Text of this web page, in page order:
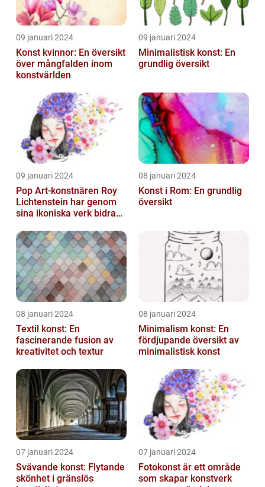
09 januari 2024
Konst kvinnor: En översikt
över mångfalden inom
konstvärlden
09 januari 2024
Minimalistisk konst: En
grundlig översikt
09 januari 2024
Pop Art-konstnären Roy
Lichtenstein har genom
sina ikoniska verk bidragit
08 januari 2024
Konst i Rom: En grundlig
översikt
08 januari 2024
Textil konst: En
fascinerande fusion av
kreativitet och textur
08 januari 2024
Minimalism konst: En
fördjupande översikt av
minimalistisk konst
07 januari 2024
Svävande konst: Flytande
skönhet i gränslös
07 januari 2024
Fotokonst är ett område
som skapar konstverk